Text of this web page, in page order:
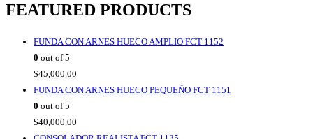
FEATURED PRODUCTS
FUNDA CON ARNES HUECO AMPLIO FCT 1152
0 out of 5
$45,000.00
FUNDA CON ARNES HUECO PEQUEÑO FCT 1151
0 out of 5
$40,000.00